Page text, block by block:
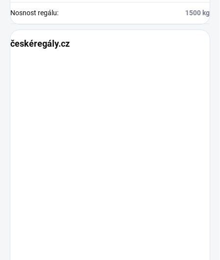
Nosnost regálu: 1500 kg
českéregály.cz